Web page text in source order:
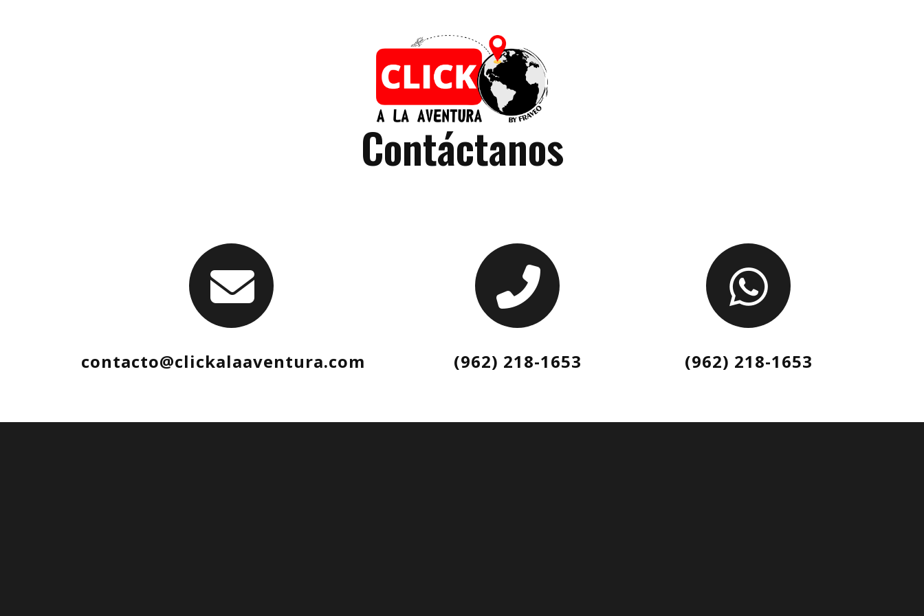
Contáctanos
contacto@clickalaaventura.com (962) 218-1653 (962) 218-1653